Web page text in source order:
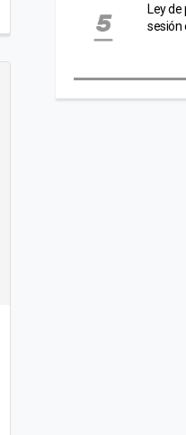
Ley
sesión